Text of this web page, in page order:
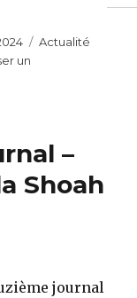
Catégories
Actualité
un
–
Shoah
journal